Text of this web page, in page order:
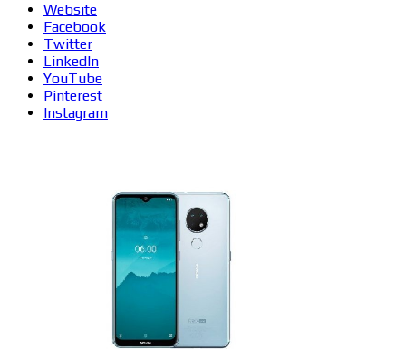
Website
Facebook
Twitter
LinkedIn
YouTube
Pinterest
Instagram